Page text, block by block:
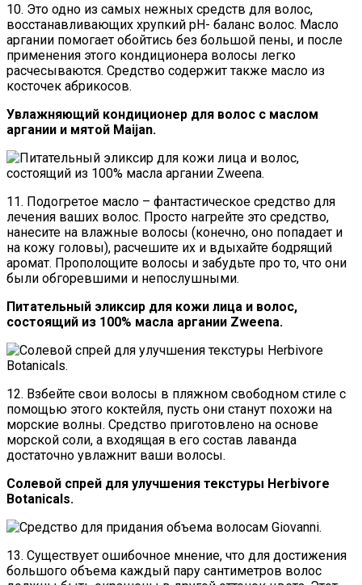
10. Это одно из самых нежных средств для волос,
восстанавливающих хрупкий pH- баланс волос. Масло
аргании помогает обойтись без большой пены, и после
применения этого кондиционера волосы легко
расчесываются. Средство содержит также масло из
косточек абрикосов.
Увлажняющий кондиционер для волос с маслом
аргании и мятой Maijan.
11. Подогретое масло – фантастическое средство для
лечения ваших волос. Просто нагрейте это средство,
нанесите на влажные волосы (конечно, оно попадает и
на кожу головы), расчешите их и вдыхайте бодрящий
аромат. Прополощите волосы и забудьте про то, что они
были обгоревшими и непослушными.
Питательный эликсир для кожи лица и волос,
состоящий из 100% масла аргании Zweena.
12. Взбейте свои волосы в пляжном свободном стиле с
помощью этого коктейля, пусть они станут похожи на
морские волны. Средство приготовлено на основе
морской соли, а входящая в его состав лаванда
достаточно увлажнит ваши волосы.
Солевой спрей для улучшения текстуры Herbivore
Botanicals.
13. Существует ошибочное мнение, что для достижения
большого объема каждый пару сантиметров волос